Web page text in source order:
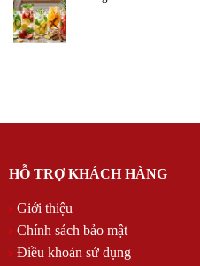
HỖ TRỢ KHÁCH HÀNG
Giới thiệu
Chính sách bảo mật
Điều khoản sử dụng